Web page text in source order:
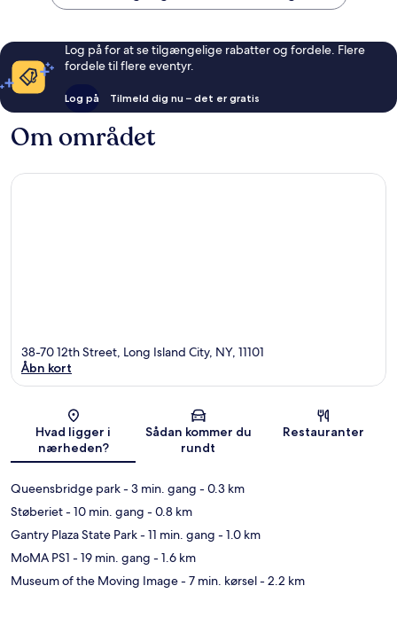
Log på for at se tilgængelige rabatter og fordele. Flere
fordele til flere eventyr.
Log på Tilmeld dig nu – det er gratis
Om området
Kort
38-70 12th Street, Long Island City, NY, 11101
Åbn kort
Hvad ligger i
nærheden?
Sådan kommer du
rundt
Restauranter
Queensbridge park- 3 min. gang - 0.3 km
Støberiet- 10 min. gang - 0.8 km
Gantry Plaza State Park- 11 min. gang - 1.0 km
MoMA PS1 - 19 min. gang - 1.6 km
Museum of the Moving Image- 7 min. kørsel- 2.2 km